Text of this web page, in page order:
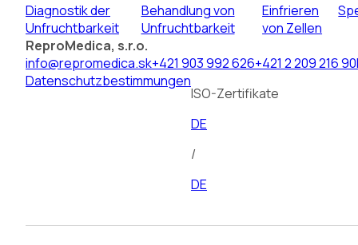
Diagnostik der
Unfruchtbarkeit
Behandlung von
Unfruchtbarkeit
Einfrieren
von Zellen
ReproMedica, s.r.o.
info@repromedica.sk+421 903 992 626+421 2 209 216 90
Datenschutzbestimmungen
ISO-Zertifikate
DE
/
DE